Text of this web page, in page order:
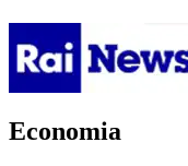
Economia